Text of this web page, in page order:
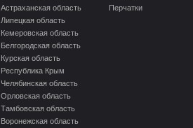
Астраханская область
Липецкая область
Кемеровская область
Белгородская область
Курская область
Республика Крым
Челябинская область
Орловская область
Тамбовская область
Воронежская область
Перчатки